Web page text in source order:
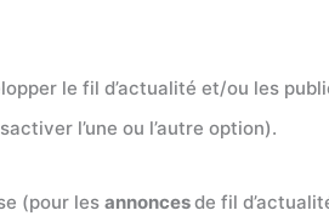
le fil d’actualité et/ou les
l’une ou l’autre option).
(pour les annoncesde fil